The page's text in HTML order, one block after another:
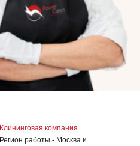
Клининговая компания
Регион работы - Москва и